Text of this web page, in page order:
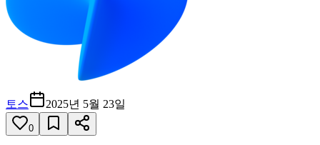
토스 2025년 5월 23일
0